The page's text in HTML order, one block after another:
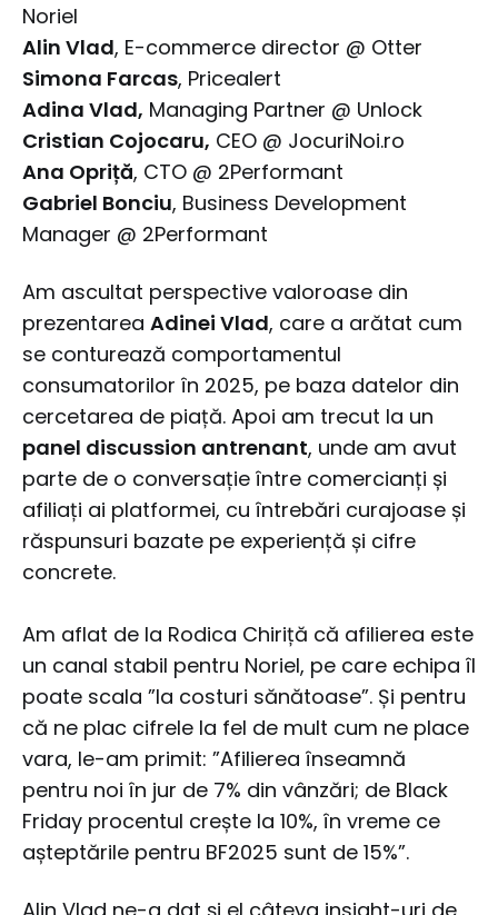
Noriel
Alin Vlad, E-commerce director @ Otter
Simona Farcas, Pricealert
Adina Vlad, Managing Partner @ Unlock
Cristian Cojocaru, CEO @ JocuriNoi.ro
Ana Opriță, CTO @ 2Performant
Gabriel Bonciu, Business Development
Manager @ 2Performant
Am ascultat perspective valoroase din
prezentarea Adinei Vlad, care a arătat cum
se conturează comportamentul
consumatorilor în 2025, pe baza datelor din
cercetarea de piață. Apoi am trecut la un
panel discussion antrenant, unde am avut
parte de o conversație între comercianți și
afiliați ai platformei, cu întrebări curajoase și
răspunsuri bazate pe experiență și cifre
concrete.
Am aflat de la Rodica Chiriță că afilierea este
un canal stabil pentru Noriel, pe care echipa îl
poate scala ”la costuri sănătoase”. Și pentru
că ne plac cifrele la fel de mult cum ne place
vara, le-am primit: ”Afilierea înseamnă
pentru noi în jur de 7% din vânzări; de Black
Friday procentul crește la 10%, în vreme ce
așteptările pentru BF2025 sunt de 15%”.